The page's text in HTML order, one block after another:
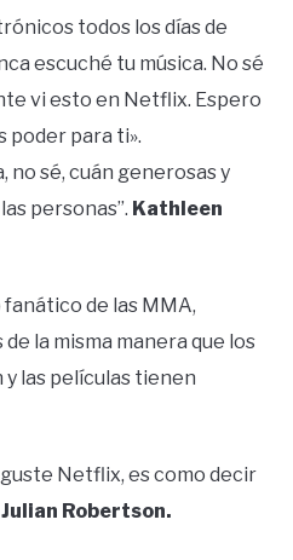
todos los días de
escuché tu música. No sé
vi esto en Netflix. Espero
poder para ti».
sé, cuán generosas y
personas”. Kathleen
fanático de las MMA,
la misma manera que los
las películas tienen
guste Netflix, es como decir
Julian Robertson.